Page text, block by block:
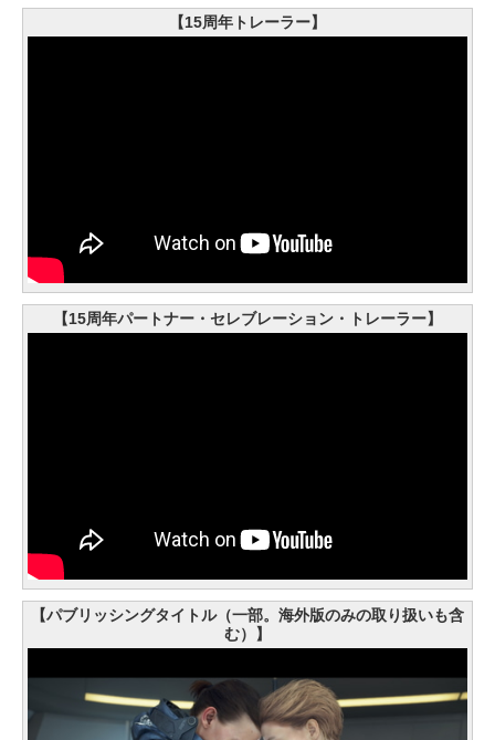
【15周年トレーラー】
【15周年パートナー・セレブレーション・トレーラー】
【パブリッシングタイトル（一部。海外版のみの取り扱いも含
む）】